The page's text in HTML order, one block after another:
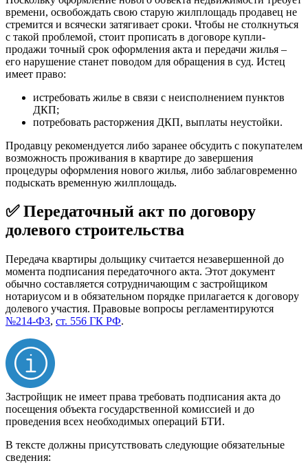
времени, освобождать свою старую жилплощадь продавец не
стремится и всячески затягивает сроки. Чтобы не столкнуться
с такой проблемой, стоит прописать в договоре купли-
продажи точный срок оформления акта и передачи жилья –
его нарушение станет поводом для обращения в суд. Истец
имеет право:
истребовать жилье в связи с неисполнением пунктов
ДКП;
потребовать расторжения ДКП, выплаты неустойки.
Продавцу рекомендуется либо заранее обсудить с покупателем
возможность проживания в квартире до завершения
процедуры оформления нового жилья, либо заблаговременно
подыскать временную жилплощадь.
✅ Передаточный акт по договору
долевого строительства
Передача квартиры дольщику считается незавершенной до
момента подписания передаточного акта. Этот документ
обычно составляется сотрудничающим с застройщиком
нотариусом и в обязательном порядке прилагается к договору
долевого участия. Правовые вопросы регламентируются
№214-ФЗ, ст. 556 ГК РФ.
Застройщик не имеет права требовать подписания акта до
посещения объекта государственной комиссией и до
проведения всех необходимых операций БТИ.
В тексте должны присутствовать следующие обязательные
сведения: